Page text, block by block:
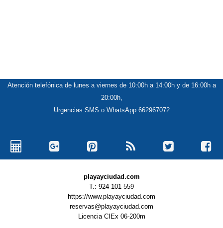
Atención telefónica de lunes a viernes de 10:00h a 14:00h y de 16:00h a
20:00h,
Urgencias SMS o WhatsApp 662967072
playayciudad.com
T.: 924 101 559
https://www.playayciudad.com
reservas@playayciudad.com
Licencia CIEx 06-200m